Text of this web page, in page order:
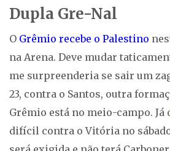
Dupla Gre-Nal
O Grêmio recebe o Palestino
na Arena. Deve mudar
me surpreenderia se sair um
23, contra o Santos, outra
Grêmio está no meio-campo. Já
difícil contra o Vitória no